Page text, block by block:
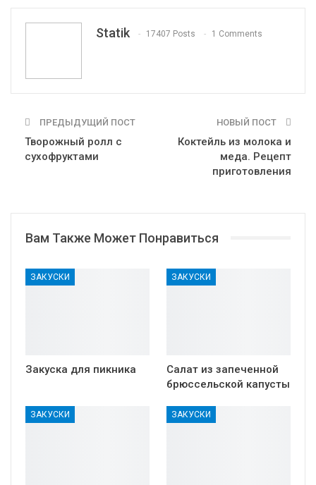
Statik 17407 Posts 1 Comments
ПРЕДЫДУЩИЙ ПОСТ
Творожный ролл с
сухофруктами
НОВЫЙ ПОСТ
Коктейль из молока и
меда. Рецепт
приготовления
Вам Также Может Понравиться
ЗАКУСКИ
Закуска для пикника
ЗАКУСКИ
Салат из запеченной
брюссельской капусты
ЗАКУСКИ ЗАКУСКИ